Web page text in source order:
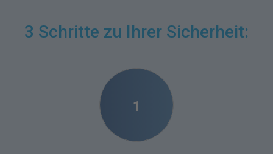
3 Schritte zu Ihrer Sicherheit:
1